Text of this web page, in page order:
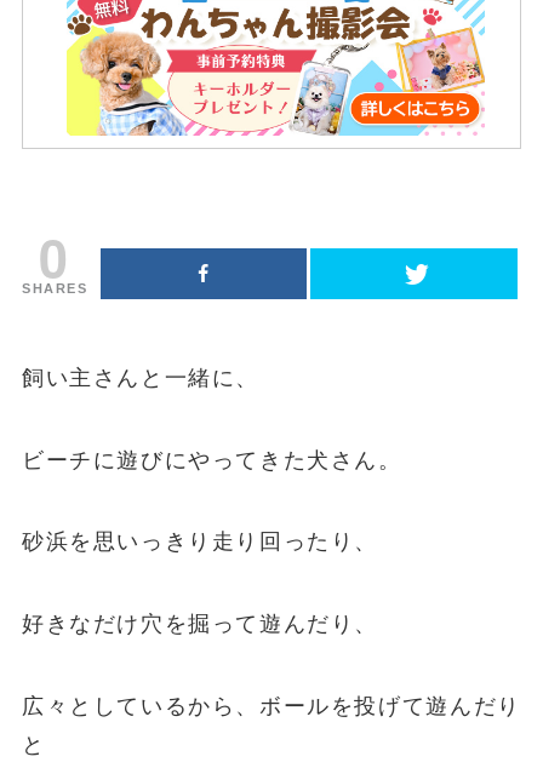
0
SHARES
飼い主さんと一緒に、
ビーチに遊びにやってきた犬さん。
砂浜を思いっきり走り回ったり、
好きなだけ穴を掘って遊んだり、
広々としているから、ボールを投げて遊んだり
と